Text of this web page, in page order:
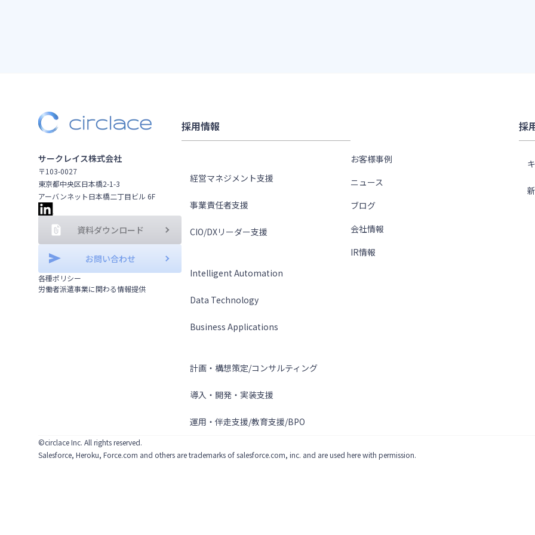
サークレイス株式会社
〒103-0027
東京都中央区日本橋2-1-3
アーバンネット日本橋二丁目ビル 6F
資料ダウンロード
お問い合わせ
各種ポリシー
労働者派遣事業に関わる情報提供
採用情報
経営マネジメント支援
事業責任者支援
CIO/DXリーダー支援
Intelligent Automation
Data Technology
Business Applications
計画・構想策定/コンサルティング
導入・開発・実装支援
運用・伴走支援/教育支援/BPO
お客様事例
ニュース
ブログ
会社情報
IR情報
採
©circlace Inc. All rights reserved.
Salesforce, Heroku, Force.com and others are trademarks of salesforce.com, inc. and are used here with permission.